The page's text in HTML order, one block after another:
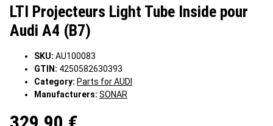
LTI Projecteurs Light Tube Inside pour
Audi A4 (B7)
SKU: AU100083
GTIN: 4250582630393
Category: Parts for AUDI
Manufacturers: SONAR